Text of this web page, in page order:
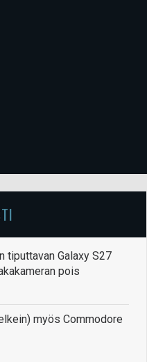
tiputtavan Galaxy S27
pois
myös Commodore